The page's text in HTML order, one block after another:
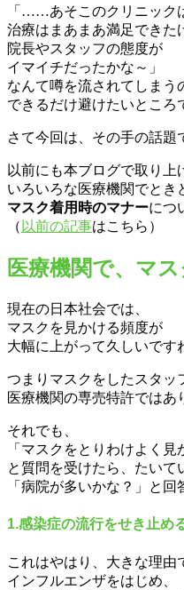
「……あそこのクリニック
治療はまあまあ満足できた
院長やスタッフの態度が
イマイチだったかな～」
なんて噂を流されてしまう
できるだけ避けたいところ
さて今回は、その手の話題
以前にも本ブログで取り上
いろいろな医療機関でとき
マスク着用時のマナーにつ
（ 以前の記事はこちら）
医療機関で、マ
現在の日本社会では、
マスクを見かける頻度が
大幅に上がって久しいです
つまりマスクをしたスタッ
医療機関の専売特許ではあ
それでも、
「マスクをとりわけよく見
と質問を受けたら、たいて
「病院が多いかな？」と回
1.感染症の流行をせき止め
これはやはり、大きな理由
インフルエンザをはじめ、